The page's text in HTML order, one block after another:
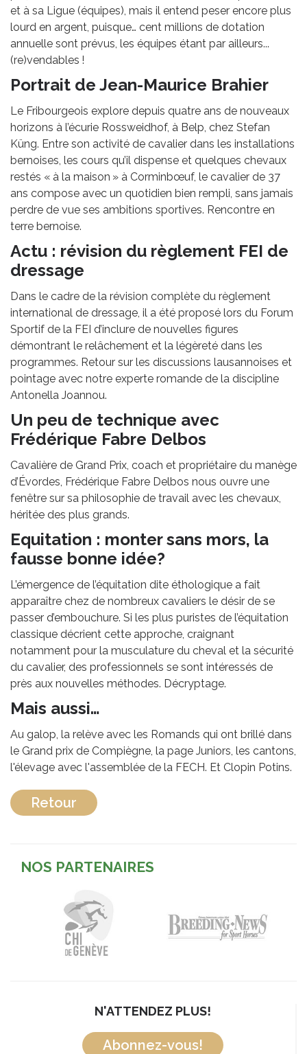
et à sa Ligue (équipes), mais il entend peser encore plus
lourd en argent, puisque… cent millions de dotation
annuelle sont prévus, les équipes étant par ailleurs...
(re)vendables !
Portrait de Jean-Maurice Brahier
Le Fribourgeois explore depuis quatre ans de nouveaux
horizons à l’écurie Rossweidhof, à Belp, chez Stefan
Küng. Entre son activité de cavalier dans les installations
bernoises, les cours qu’il dispense et quelques chevaux
restés « à la maison » à Corminbœuf, le cavalier de 37
ans compose avec un quotidien bien rempli, sans jamais
perdre de vue ses ambitions sportives. Rencontre en
terre bernoise.
Actu : révision du règlement FEI de
dressage
Dans le cadre de la révision complète du règlement
international de dressage, il a été proposé lors du Forum
Sportif de la FEI d’inclure de nouvelles figures
démontrant le relâchement et la légèreté dans les
programmes. Retour sur les discussions lausannoises et
pointage avec notre experte romande de la discipline
Antonella Joannou.
Un peu de technique avec
Frédérique Fabre Delbos
Cavalière de Grand Prix, coach et propriétaire du manège
d’Évordes, Frédérique Fabre Delbos nous ouvre une
fenêtre sur sa philosophie de travail avec les chevaux,
héritée des plus grands.
Equitation : monter sans mors, la
fausse bonne idée?
L’émergence de l’équitation dite éthologique a fait
apparaître chez de nombreux cavaliers le désir de se
passer d’embouchure. Si les plus puristes de l’équitation
classique décrient cette approche, craignant
notamment pour la musculature du cheval et la sécurité
du cavalier, des professionnels se sont intéressés de
près aux nouvelles méthodes. Décryptage.
Mais aussi…
Au galop, la relève avec les Romands qui ont brillé dans
le Grand prix de Compiègne, la page Juniors, les cantons,
l'élevage avec l'assemblée de la FECH. Et Clopin Potins.
Retour
NOS PARTENAIRES
N'ATTENDEZ PLUS!
Abonnez-vous!